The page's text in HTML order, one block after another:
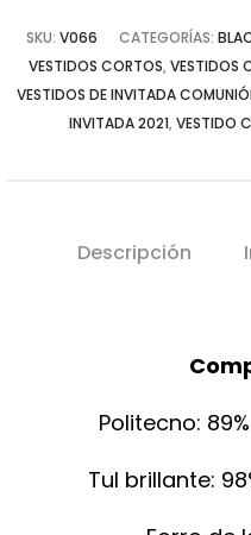
SKU: V066 CATEGORÍAS:
VESTIDOS CORTOS, VESTIDOS
VESTIDOS DE INVITADA
INVITADA 2021, VESTIDO
Descripción
Politecno: 89%
Tul brillante: